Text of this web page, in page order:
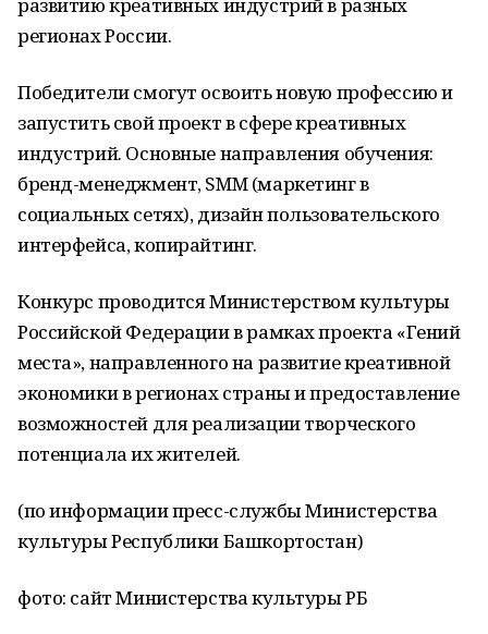
регионах России.
Победители смогут освоить новую профессию и
запустить свой проект в сфере креативных
индустрий. Основные направления обучения:
бренд-менеджмент, SMM (маркетинг в
социальных сетях), дизайн пользовательского
интерфейса, копирайтинг.
Конкурс проводится Министерством культуры
Российской Федерации в рамках проекта «Гений
места», направленного на развитие креативной
экономики в регионах страны и предоставление
возможностей для реализации творческого
потенциала их жителей.
(по информации пресс-службы Министерства
культуры Республики Башкортостан)
фото: сайт Министерства культуры РБ